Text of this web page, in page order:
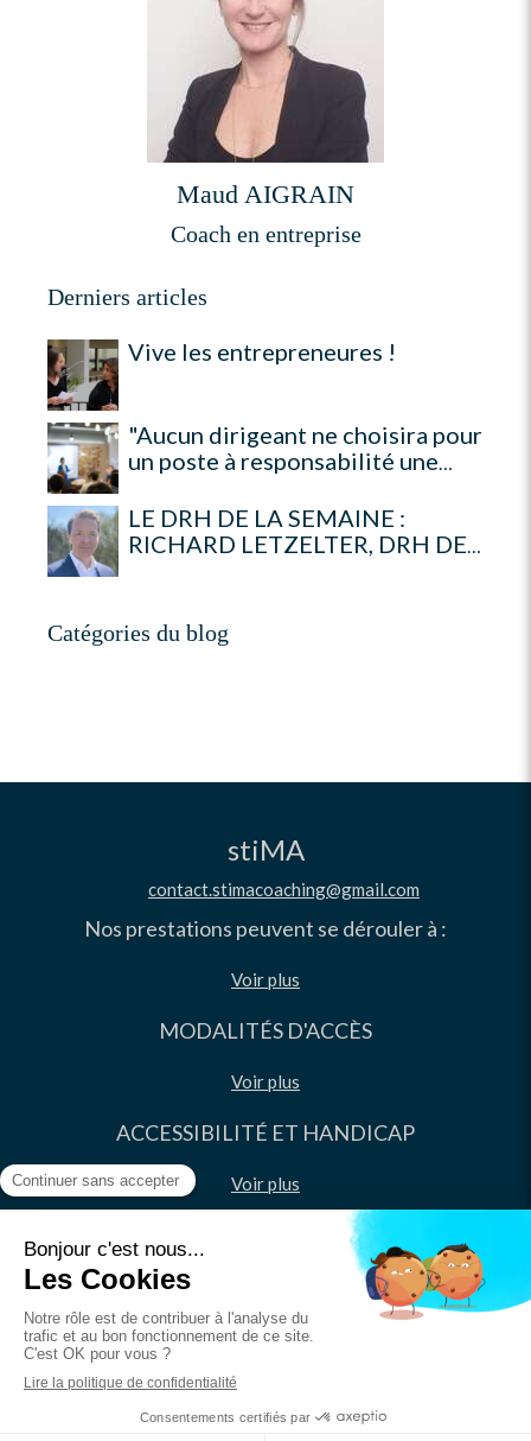
Maud AIGRAIN
Coach en entreprise
Derniers articles
Vive les entrepreneures !
"Aucun dirigeant ne choisira pour
un poste à responsabilité une
LE DRH DE LA SEMAINE :
RICHARD LETZELTER, DRH DE
Catégories du blog
stiMA
contact.stimacoaching@gmail.com
Nos prestations peuvent se dérouler à :
Voir plus
MODALITÉS D'ACCÈS
Voir plus
ACCESSIBILITÉ ET HANDICAP
Voir plus
©2020 stiMA - Coaching professionnel - Bilan de
compétences - Formations - Prise de parole en public / Media
training